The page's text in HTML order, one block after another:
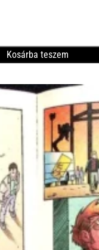
Kosárba teszem